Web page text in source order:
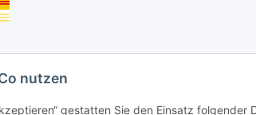
nutzen
gestatten Sie den Einsatz folgender